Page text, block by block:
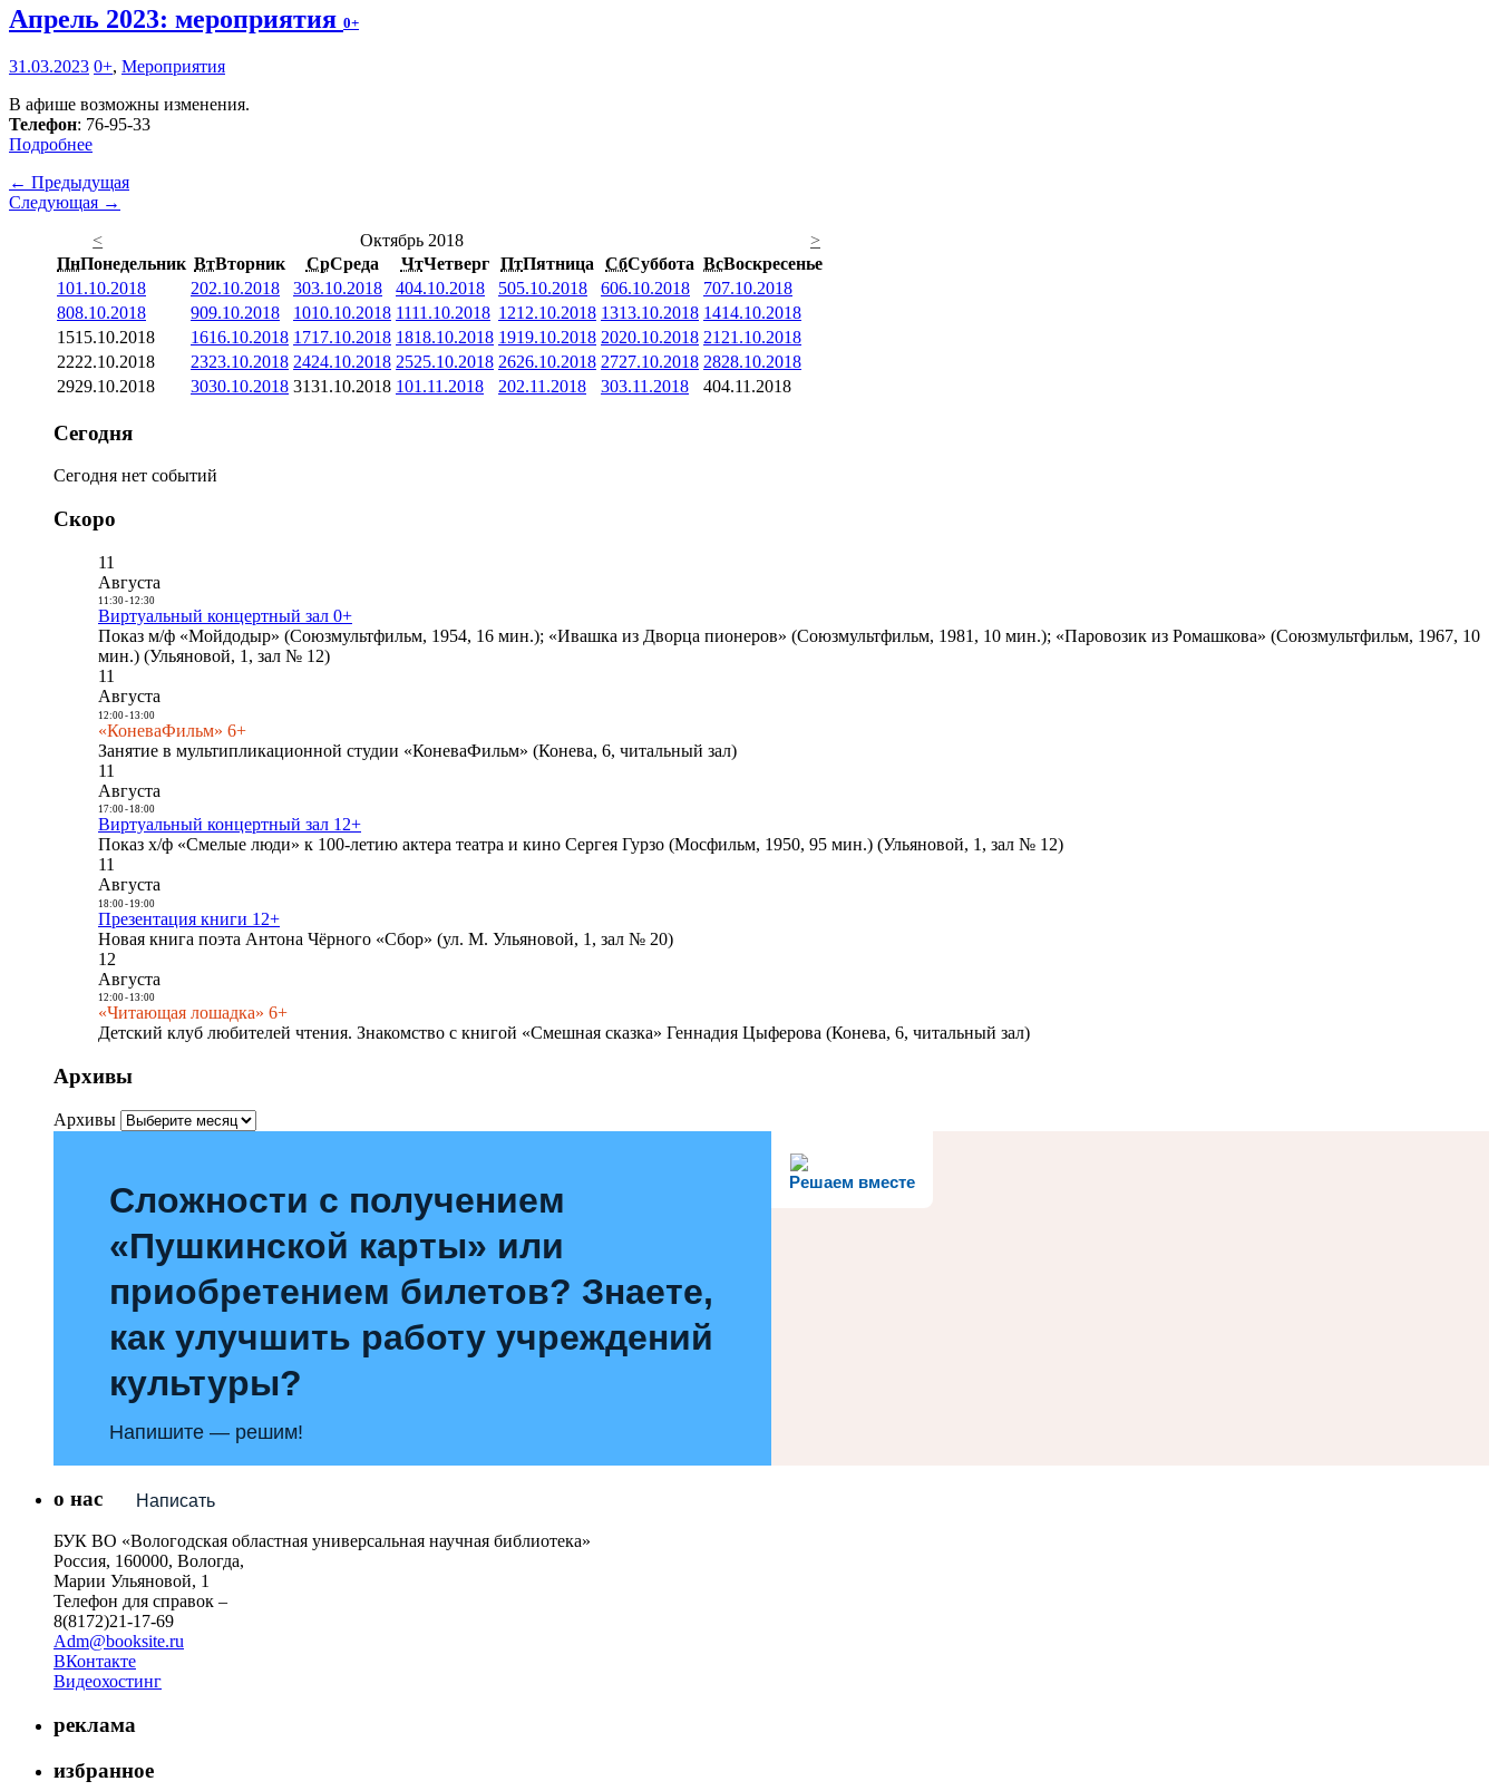
Апрель 2023: мероприятия 0+
31.03.2023 0+, Мероприятия
В афише возможны изменения.
Телефон: 76-95-33
Подробнее
← Предыдущая
Следующая →
<
Октябрь 2018
>
ПнПонедельник ВтВторник СрСреда ЧтЧетверг ПтПятница СбСуббота ВсВоскресенье
101.10.2018 202.10.2018 303.10.2018 404.10.2018 505.10.2018 606.10.2018 707.10.2018
808.10.2018 909.10.2018 1010.10.2018 1111.10.2018 1212.10.2018 1313.10.2018 1414.10.2018
1515.10.2018 1616.10.2018 1717.10.2018 1818.10.2018 1919.10.2018 2020.10.2018 21 21.10.2018
2222.10.2018 2323.10.2018 2424.10.2018 2525.10.2018 2626.10.2018 2727.10.2018 2828.10.2018
2929.10.2018 3030.10.2018 3131.10.2018 101.11.2018 202.11.2018 303.11.2018 404.11.2018
Сегодня
Сегодня нет событий
Скоро
11
Августа
11:30- 12:30
Виртуальный концертный зал 0+
Показ м/ф «Мойдодыр» (Союзмультфильм, 1954, 16 мин.); «Ивашка из Дворца пионеров» (Союзмультфильм, 1981, 10 мин.); «Паровозик из Ромашкова» (Союзмультфильм, 1967, 10
мин.) (Ульяновой, 1, зал № 12)
11
Августа
12:00- 13:00
«КоневаФильм» 6+
Занятие в мультипликационной студии «КоневаФильм» (Конева, 6, читальный зал)
11
Августа
17:00- 18:00
Виртуальный концертный зал 12+
Показ х/ф «Смелые люди» к 100-летию актера театра и кино Сергея Гурзо (Мосфильм, 1950, 95 мин.) (Ульяновой, 1, зал № 12)
11
Августа
18:00- 19:00
Презентация книги 12+
Новая книга поэта Антона Чёрного «Сбор» (ул. М. Ульяновой, 1, зал № 20)
12
Августа
12:00- 13:00
«Читающая лошадка» 6+
Детский клуб любителей чтения. Знакомство с книгой «Смешная сказка» Геннадия Цыферова (Конева, 6, читальный зал)
Архивы
Архивы
Решаем вместе
Сложности с получением
«Пушкинской карты» или
приобретением билетов? Знаете,
как улучшить работу учреждений
культуры?
Напишите — решим!
Написать
о нас
БУК ВО «Вологодская областная универсальная научная библиотека»
Россия, 160000, Вологда,
Марии Ульяновой, 1
Телефон для справок –
8(8172)21-17-69
Adm@booksite.ru
ВКонтакте
Видеохостинг
реклама
избранное